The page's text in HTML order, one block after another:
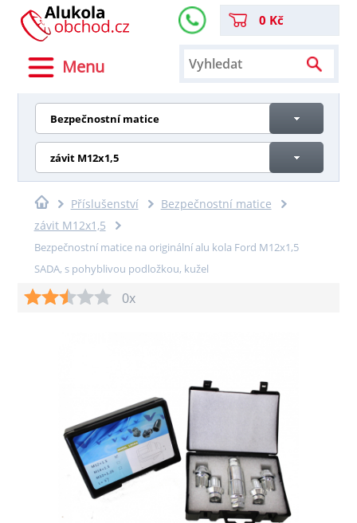
Menu
0 Kč
Bezpečnostní matice
závit M12x1,5
Příslušenství
Bezpečnostní matice
závit M12x1,5
Bezpečnostní matice na originální alu kola Ford M12x1,5
SADA, s pohyblivou podložkou, kužel
0x